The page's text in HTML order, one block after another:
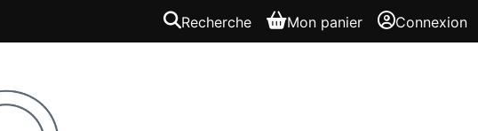
Recherche Mon panier Connexion